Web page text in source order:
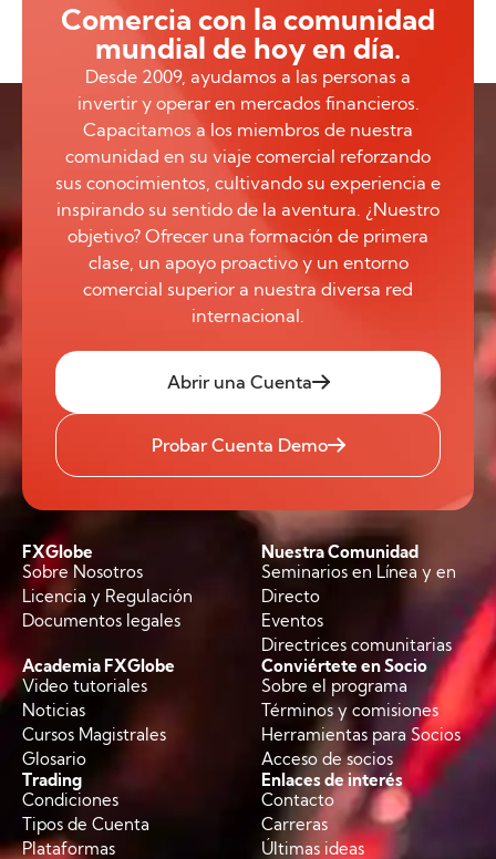
Comercia con la comunidad
mundial de hoy en día.
Desde 2009, ayudamos a las personas a
invertir y operar en mercados financieros.
Capacitamos a los miembros de nuestra
comunidad en su viaje comercial reforzando
sus conocimientos, cultivando su experiencia e
inspirando su sentido de la aventura. ¿Nuestro
objetivo? Ofrecer una formación de primera
clase, un apoyo proactivo y un entorno
comercial superior a nuestra diversa red
internacional.
Abrir una Cuenta
Probar Cuenta Demo
FXGlobe
Sobre Nosotros
Licencia y Regulación
Documentos legales
Nuestra Comunidad
Seminarios en Línea y en
Directo
Eventos
Directrices comunitarias
Academia FXGlobe
Video tutoriales
Noticias
Cursos Magistrales
Glosario
Conviértete en Socio
Sobre el programa
Términos y comisiones
Herramientas para Socios
Acceso de socios
Trading
Condiciones
Tipos de Cuenta
Plataformas
Enlaces de interés
Contacto
Carreras
Últimas ideas